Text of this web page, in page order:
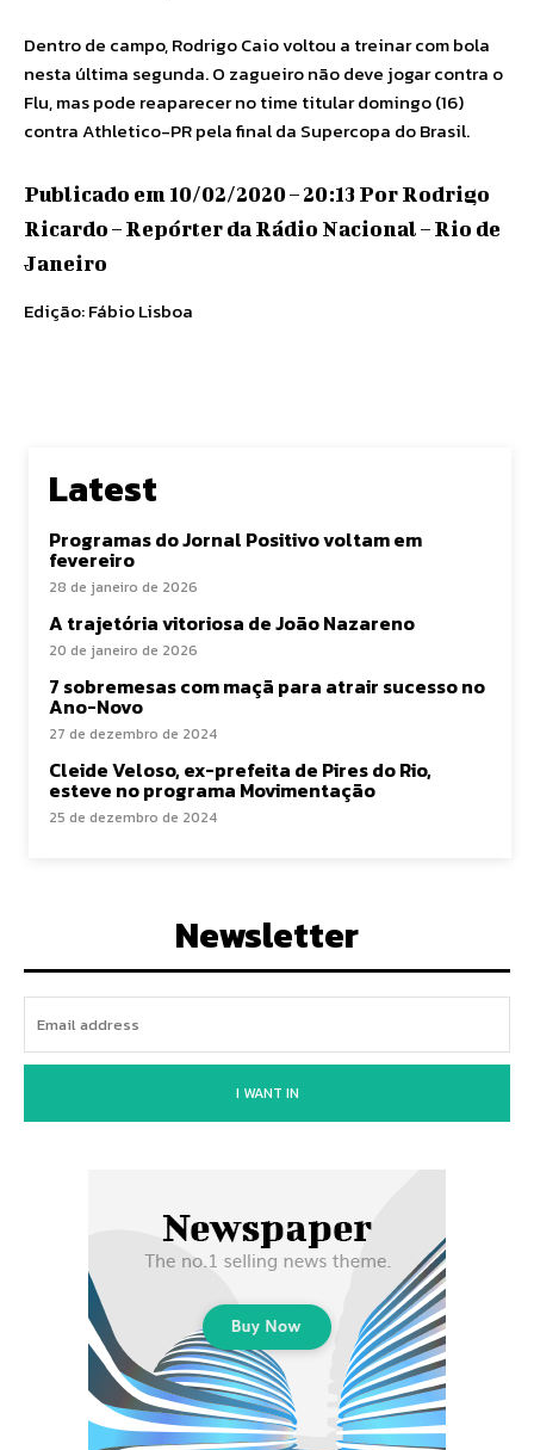
Dentro de campo, Rodrigo Caio voltou a treinar com bola
nesta última segunda. O zagueiro não deve jogar contra o
Flu, mas pode reaparecer no time titular domingo (16)
contra Athletico-PR pela final da Supercopa do Brasil.
Publicado em 10/02/2020 – 20:13 Por Rodrigo
Ricardo – Repórter da Rádio Nacional – Rio de
Janeiro
Edição: Fábio Lisboa
Latest
Programas do Jornal Positivo voltam em
fevereiro
28 de janeiro de 2026
A trajetória vitoriosa de João Nazareno
20 de janeiro de 2026
7 sobremesas com maçã para atrair sucesso no
Ano-Novo
27 de dezembro de 2024
Cleide Veloso, ex-prefeita de Pires do Rio,
esteve no programa Movimentação
25 de dezembro de 2024
Newsletter
I WANT IN